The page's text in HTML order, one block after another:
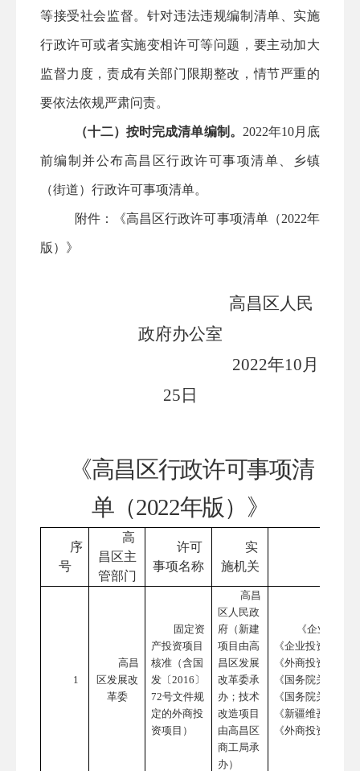
等接受社会监督。针对违法违规编制清单、实施
行政许可或者实施变相许可等问题，要主动加大
监督力度，责成有关部门限期整改，情节严重的
要依法依规严肃问责。
（十二）按时完成清单编制。 2022年10月底
前编制并公布高昌区行政许可事项清单 乡镇
（街道）行政许可事项清单。
附件：《高昌区行政许可事项清单（2022年
版）》
高昌区人民
政府办公室
2022年10月
25 日
《高昌区行政许可事项清
单（2022年版）》
序
号
高
昌区主
管部门
许可
事项名称
实
施机关
1
高昌
区发展改
革委
固定资
产投资项目
核准（含国
发〔2016〕
72号文件规
定的外商投
资项目）
高昌
区人民政
府（新建
项目由高
昌区发展
改革委承
办；技术
改造项目
由高昌区
商工局承
办）
《企业投资
《企业投资项目
《外商投资项目
《国务院关于投
《国务院关于发
《新疆维吾尔自
《外商投资准入